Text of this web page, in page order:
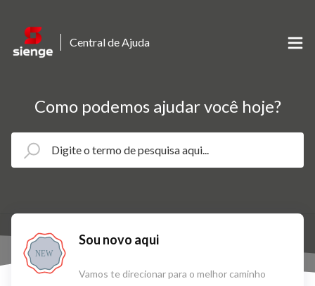
Central de Ajuda
Como podemos ajudar você hoje?
NEW
Sou novo aqui
Vamos te direcionar para o melhor caminho